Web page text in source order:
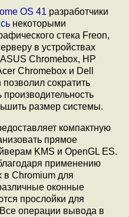
OS 41 разработчики
некоторыми
стека Freon,
в устройствах
Chromebox, HP
Chromebox и Dell
сократить
размер системы.
компактную
прямое
KMS и OpenGL ES.
применению
в Chromium для
оконные
прослойки для
операции вывода в